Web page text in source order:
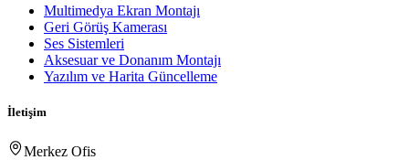
Multimedya Ekran Montajı
Geri Görüş Kamerası
Ses Sistemleri
Aksesuar ve Donanım Montajı
Yazılım ve Harita Güncelleme
İletişim
Merkez Ofis